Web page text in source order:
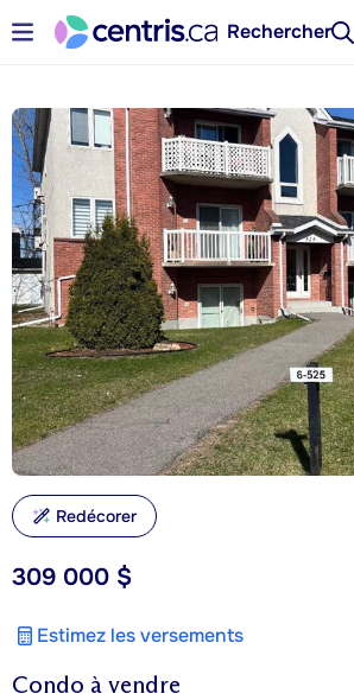
Rechercher
Condo à vendre
309 000 $
Estimez les versements
Redécorer